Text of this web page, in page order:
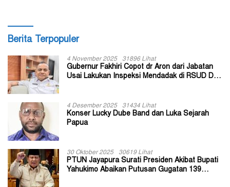
Berita Terpopuler
4 November 2025 31896 Lihat
Gubernur Fakhiri Copot dr Aron dari Jabatan
Usai Lakukan Inspeksi Mendadak di RSUD Dok
4 Desember 2025 31434 Lihat
Konser Lucky Dube Band dan Luka Sejarah
Papua
30 Oktober 2025 30619 Lihat
PTUN Jayapura Surati Presiden Akibat Bupati
Yahukimo Abaikan Putusan Gugatan 139